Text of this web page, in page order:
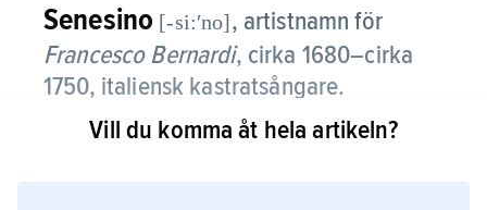
Senesino [-si:ʹno], artistnamn för
Francesco Bernardi, cirka 1680–cirka
1750, italiensk kastratsångare.
Som en av historiens högst betalda
Vill du komma åt hela artikeln?